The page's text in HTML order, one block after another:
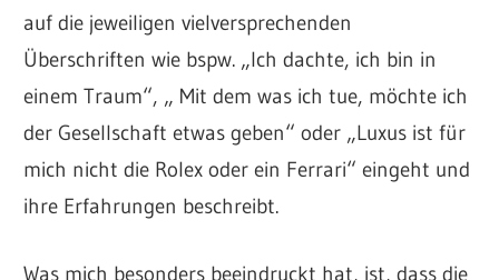
auf die jeweiligen vielversprechenden
Überschriften wie bspw. „Ich dachte, ich bin in
einem Traum“, „ Mit dem was ich tue, möchte ich
der Gesellschaft etwas geben“ oder „Luxus ist für
mich nicht die Rolex oder ein Ferrari“ eingeht und
ihre Erfahrungen beschreibt.
Was mich besonders beeindruckt hat, ist, dass die